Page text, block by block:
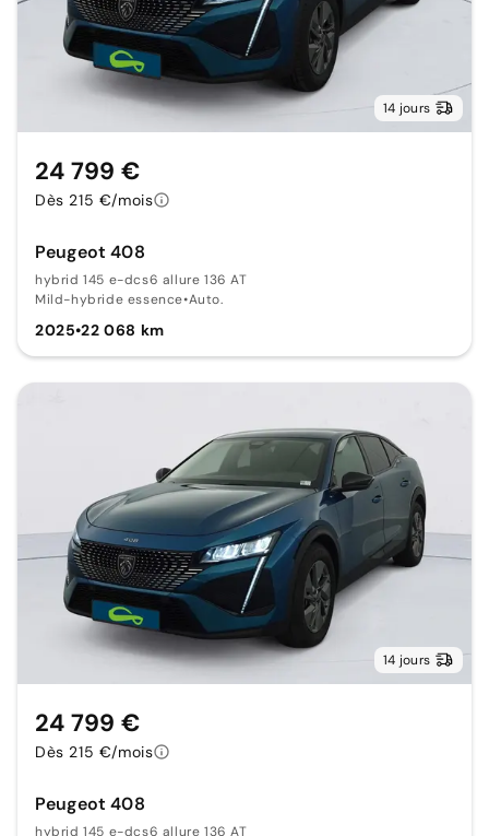
14 jours
Peugeot 408
hybrid 145 e-dcs6 allure 136 AT
Mild-hybride essence•Auto.
2025•22 068 km
24 799 €
Dès 215 €/mois
14 jours
Peugeot 408
hybrid 145 e-dcs6 allure 136 AT
24 799 €
Dès 215 €/mois